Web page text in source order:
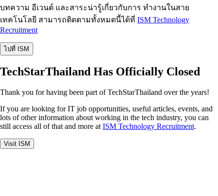
บทความ อีเวนต์ และสาระน่ารู้เกี่ยวกับการ ทำงานในสาย
เทคโนโลยี สามารถติดตามทั้งหมดนี้ได้ที่ ISM Technology
Recruitment
ไปที่ ISM
TechStarThailand Has Officially Closed
Thank you for having been part of TechStarThailand over the years!
If you are looking for IT job opportunities, useful articles, events, and
lots of other information about working in the tech industry, you can
still access all of that and more at ISM Technology Recruitment.
Visit ISM